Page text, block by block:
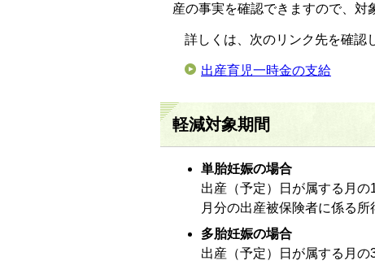
産の事実を確認できますので、対
詳しくは、次のリンク先を確認
出産育児一時金の支給
軽減対象期間
単胎妊娠の場合
出産（予定）日が属する月
月分の出産被保険者に係る所
多胎妊娠の場合
出産（予定）日が属する月